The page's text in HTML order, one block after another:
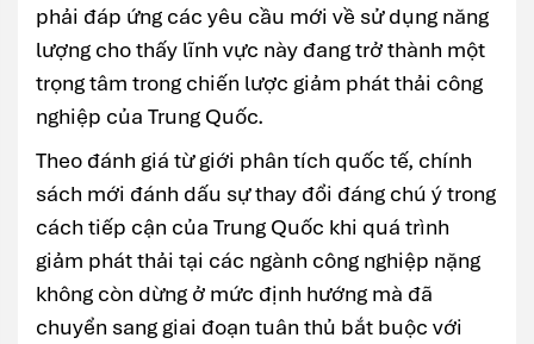
phải đáp ứng các yêu cầu mới về sử dụng năng
lượng cho thấy lĩnh vực này đang trở thành một
trọng tâm trong chiến lược giảm phát thải công
nghiệp của Trung Quốc.
Theo đánh giá từ giới phân tích quốc tế, chính
sách mới đánh dấu sự thay đổi đáng chú ý trong
cách tiếp cận của Trung Quốc khi quá trình
giảm phát thải tại các ngành công nghiệp nặng
không còn dừng ở mức định hướng mà đã
chuyển sang giai đoạn tuân thủ bắt buộc với